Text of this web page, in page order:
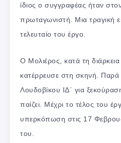
ίδιος ο συγγραφέας ήταν
πρωταγωνιστή. Μια τραγική
τελευταίο του έργο.
Ο Μολιέρος, κατά τη
κατέρρευσε στη σκηνή. Παρά
Λουδοβίκου ΙΔ΄ για
παίζει. Μέχρι το τέλος του
υπερκόπωση στις 17
του.